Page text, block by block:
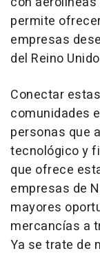
permite
empresas
del Reino
Conectar
comunidades
personas que
tecnológico y
que ofrece
empresas de
mayores
mercancías a
Ya se trate de